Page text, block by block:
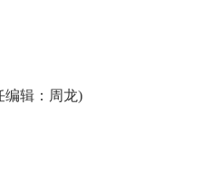
编辑 ：周龙)